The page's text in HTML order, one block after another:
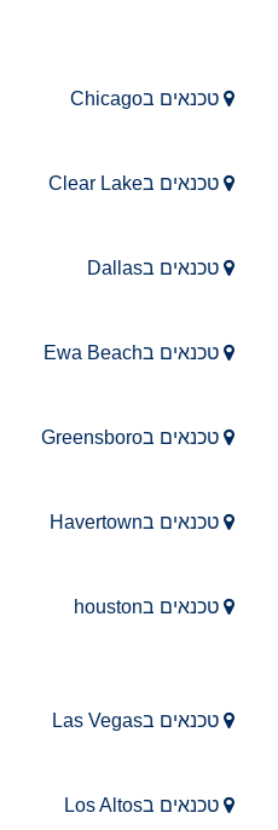
טכנאים בChicago
טכנאים בClear Lake
טכנאים בDallas
טכנאים בEwa Beach
טכנאים בGreensboro
טכנאים בHavertown
טכנאים בhouston
טכנאים בLas Vegas
טכנאים בLos Altos